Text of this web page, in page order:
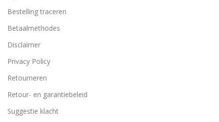
Bestelling traceren
Betaalmethodes
Disclaimer
Privacy Policy
Retourneren
Retour- en garantiebeleid
Suggestie klacht